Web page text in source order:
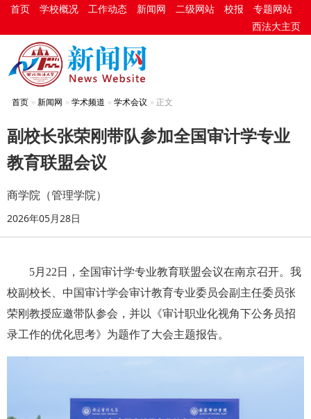
首页 学校概况 工作动态 新闻网 二级网站 校报
专题网站
西法大主页
首页 新闻网 学术频道 学术会议 正文
副校长张荣刚带队参加全国审计学专业
教育联盟会议
商学院（管理学院）
2026年05月28日
5月22日，全国审计学专业教育联盟会议在南京召开。我
校副校长、中国审计学会审计教育专业委员会副主任委员张
荣刚教授应邀带队参会，并以《审计职业化视角下公务员招
录工作的优化思考》为题作了大会主题报告。